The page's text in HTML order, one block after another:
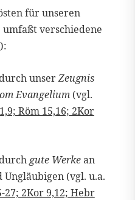
für unseren
verschiedene
):
unserZeugnis
Evangelium (vgl.
Röm 15,16; 2Kor
gute Werkean
(vgl. u.a.
27; 2Kor 9,12; Hebr